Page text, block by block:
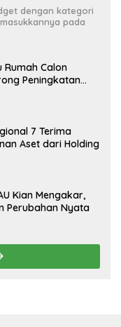
dengan kategori
pada
Rumah Calon
Peningkatan
7 Terima
Aset dari Holding
Kian Mengakar,
Perubahan Nyata